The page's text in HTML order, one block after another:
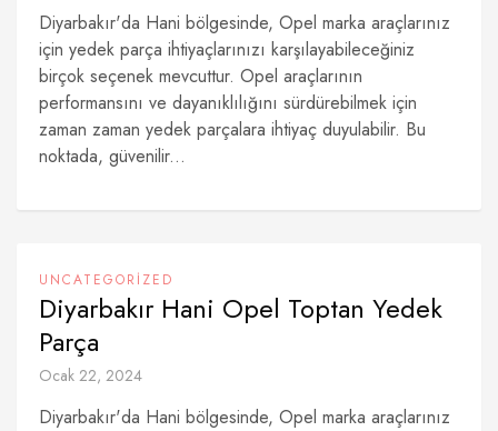
Diyarbakır'da Hani bölgesinde, Opel marka araçlarınız
için yedek parça ihtiyaçlarınızı karşılayabileceğiniz
birçok seçenek mevcuttur. Opel araçlarının
performansını ve dayanıklılığını sürdürebilmek için
zaman zaman yedek parçalara ihtiyaç duyulabilir. Bu
noktada, güvenilir...
UNCATEGORIZED
Diyarbakır Hani Opel Toptan Yedek
Parça
Ocak 22, 2024
Diyarbakır'da Hani bölgesinde, Opel marka araçlarınız